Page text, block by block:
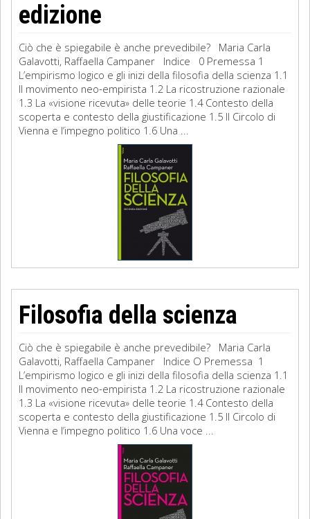
edizione
Ciò che è spiegabile è anche prevedibile? Maria Carla
Galavotti, Raffaella Campaner Indice 0 Premessa 1
L’empirismo logico e gli inizi della filosofia della scienza 1.1
Il movimento neo-empirista 1.2 La ricostruzione razionale
1.3 La «visione ricevuta» delle teorie 1.4 Contesto della
scoperta e contesto della giustificazione 1.5 Il Circolo di
Vienna e l’impegno politico 1.6 Una ...
Filosofia della scienza
Ciò che è spiegabile è anche prevedibile? Maria Carla
Galavotti, Raffaella Campaner Indice O Premessa 1
L’empirismo logico e gli inizi della filosofia della scienza 1.1
Il movimento neo-empirista 1.2 La ricostruzione razionale
1.3 La «visione ricevuta» delle teorie 1.4 Contesto della
scoperta e contesto della giustificazione 1.5 Il Circolo di
Vienna e l’impegno politico 1.6 Una voce ...